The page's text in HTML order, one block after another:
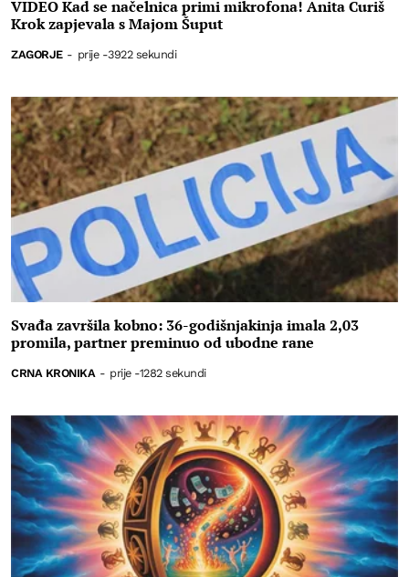
VIDEO Kad se načelnica primi mikrofona! Anita Curiš
Krok zapjevala s Majom Šuput
ZAGORJE - prije -3922 sekundi
Svađa završila kobno: 36-godišnjakinja imala 2,03
promila, partner preminuo od ubodne rane
CRNA KRONIKA - prije -1282 sekundi